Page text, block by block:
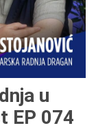
u
EP 074